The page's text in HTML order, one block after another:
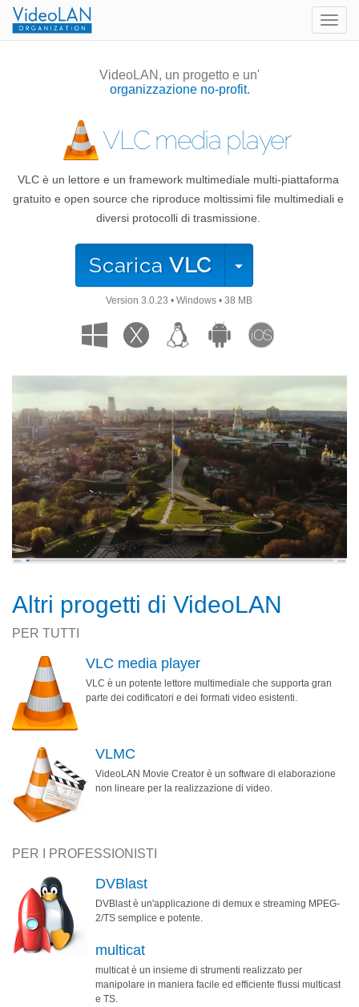
VideoLAN, un progetto e un'
organizzazione no-profit.
VLC media player
VLC è un lettore e un framework multimediale multi-piattaforma
gratuito e open source che riproduce moltissimi file multimediali e
diversi protocolli di trasmissione.
ScaricaVLC
Version 3.0.23 • Windows • 38 MB
Altri progetti di VideoLAN
PER TUTTI
VLC media player
VLC è un potente lettore multimediale che supporta gran
parte dei codificatori e dei formati video esistenti.
VLMC
VideoLAN Movie Creator è un software di elaborazione
non lineare per la realizzazione di video.
PER I PROFESSIONISTI
DVBlast
DVBlast è un'applicazione di demux e streaming MPEG-
2/TS semplice e potente.
multicat
multicat è un insieme di strumenti realizzato per
manipolare in maniera facile ed efficiente flussi multicast
e TS.